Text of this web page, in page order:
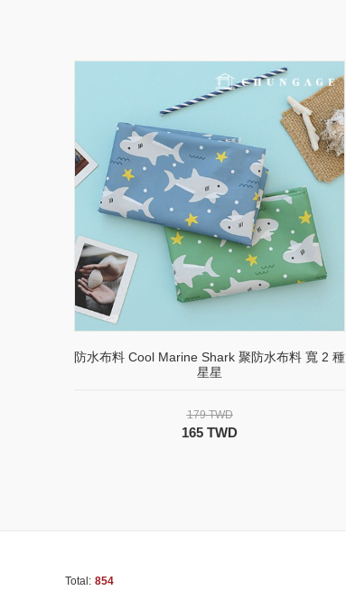
防水布料 Cool Marine Shark 聚防水布料 寬 2 種
星星
179 TWD
165 TWD
Total: 854